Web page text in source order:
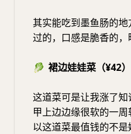
其实能吃到墨鱼肠的
过的，口感是脆香的，
🥬 裙边娃娃菜（¥42）
这道菜可是让我涨了
甲上边边缘很软的一
以这道菜最值钱的不